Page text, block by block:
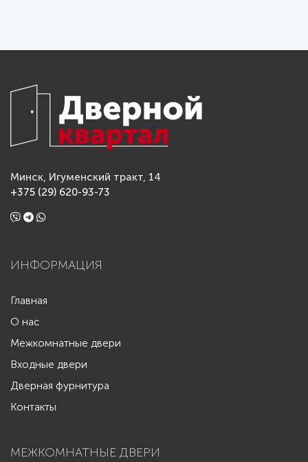
Минск, Игуменский тракт, 14
+375 (29) 620-93-73
ИНФОРМАЦИЯ
Главная
О нас
Межкомнатные двери
Входные двери
Дверная фурнитура
Контакты
МЕЖКОМНАТНЫЕ ДВЕРИ